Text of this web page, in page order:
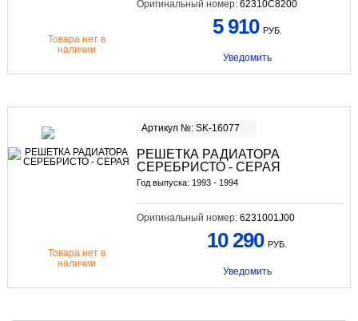
Оригинальный номер: 62310C8200
Товара нет в
наличии
5 910 РУБ.
Уведомить
Артикул №: SK-16077
РЕШЕТКА РАДИАТОРА
СЕРЕБРИСТО - СЕРАЯ
Год выпуска: 1993 - 1994
Оригинальный номер: 6231001J00
Товара нет в
наличии
10 290 РУБ.
Уведомить